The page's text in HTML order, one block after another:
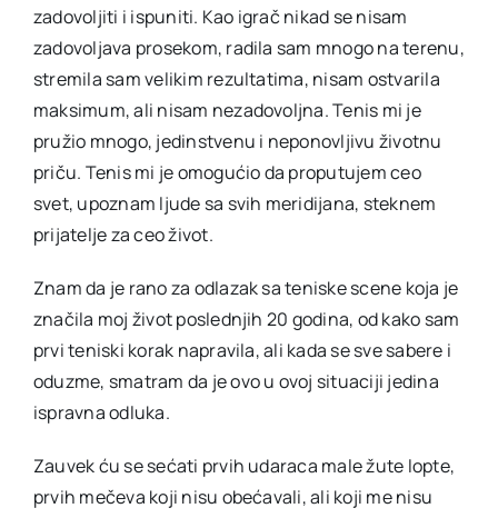
zadovoljiti i ispuniti. Kao igrač nikad se nisam
zadovoljava prosekom, radila sam mnogo na terenu,
stremila sam velikim rezultatima, nisam ostvarila
maksimum, ali nisam nezadovoljna. Tenis mi je
pružio mnogo, jedinstvenu i neponovljivu životnu
priču. Tenis mi je omogućio da proputujem ceo
svet, upoznam ljude sa svih meridijana, steknem
prijatelje za ceo život.
Znam da je rano za odlazak sa teniske scene koja je
značila moj život poslednjih 20 godina, od kako sam
prvi teniski korak napravila, ali kada se sve sabere i
oduzme, smatram da je ovo u ovoj situaciji jedina
ispravna odluka.
Zauvek ću se sećati prvih udaraca male žute lopte,
prvih mečeva koji nisu obećavali, ali koji me nisu